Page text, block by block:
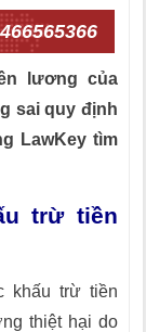
lương của
sai quy định
LawKey tìm
trừ tiền
khấu trừ tiền
thiệt hại do